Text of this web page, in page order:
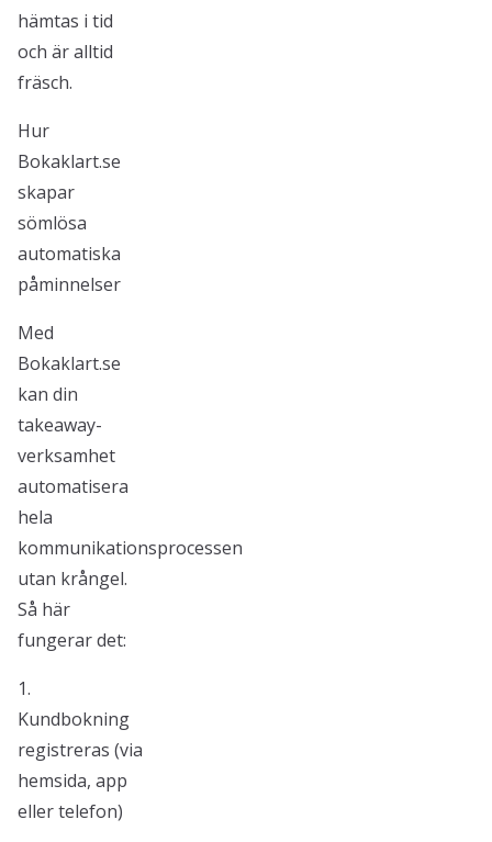
hämtas i tid
och är alltid
fräsch.
Hur
Bokaklart.se
skapar
sömlösa
automatiska
påminnelser
Med
Bokaklart.se
kan din
takeaway-
verksamhet
automatisera
hela
kommunikationsprocessen
utan krångel.
Så här
fungerar det:
1.
Kundbokning
registreras (via
hemsida, app
eller telefon)